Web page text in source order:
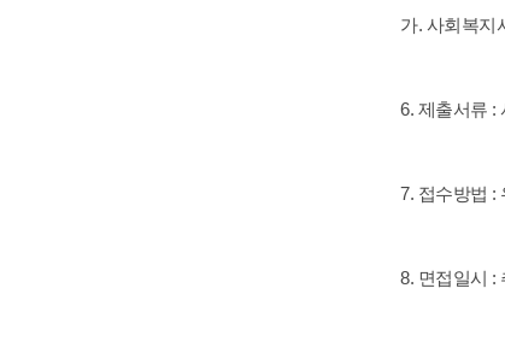
가. 사회복지
6. 제출서류 :
7. 접수방법 :
8. 면접일시 :